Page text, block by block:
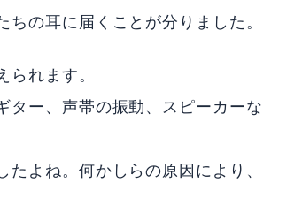
の耳に届くことが分りました。
れます。
ター、声帯の振動、スピーカーな
よね。何かしらの原因により、